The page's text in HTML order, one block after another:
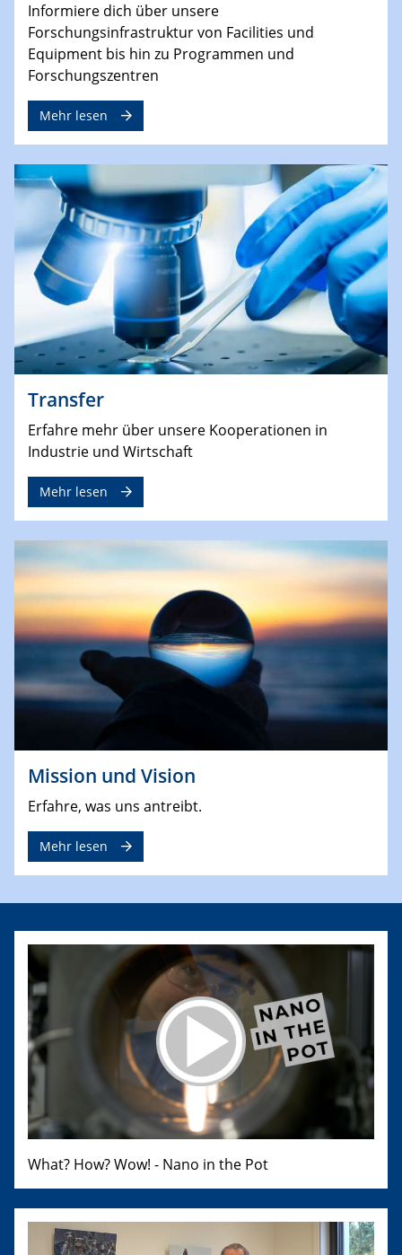
Informiere dich über unsere
Forschungsinfrastruktur von Facilities und
Equipment bis hin zu Programmen und
Forschungszentren
Mehr lesen
Transfer
Erfahre mehr über unsere Kooperationen in
Industrie und Wirtschaft
Mehr lesen
Mission und Vision
Erfahre, was uns antreibt.
Mehr lesen
What? How? Wow! - Nano in the Pot